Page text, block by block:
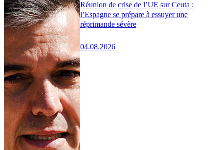
Réunion de crise de l’UE sur Ceuta :
l’Espagne se prépare à essuyer une
réprimande sévère
04.08.2026